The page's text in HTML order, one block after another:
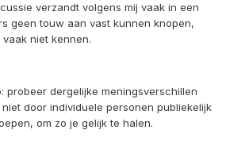
verzandt volgens mij vaak in een
geen touw aan vast kunnen knopen,
niet kennen.
probeer dergelijke meningsverschillen
door individuele personen publiekelijk
om zo je gelijk te halen.